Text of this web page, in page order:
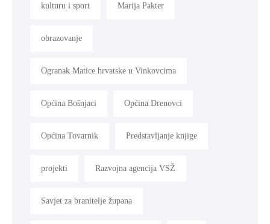
kulturu i sport Marija Pakter
obrazovanje
Ogranak Matice hrvatske u Vinkovcima
Općina Bošnjaci Općina Drenovci
Općina Tovarnik Predstavljanje knjige
projekti Razvojna agencija VSŽ
Savjet za branitelje župana